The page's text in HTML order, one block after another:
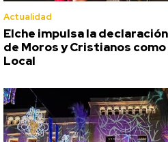
Actualidad
Elche impulsa la
de Moros y Cristianos
Local